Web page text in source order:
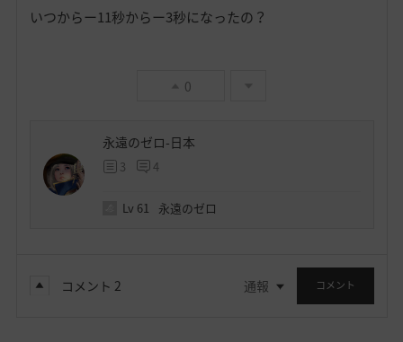
いつからー11秒からー3秒になったの？
0
永遠のゼロ-日本
3 4
Lv 61 永遠のゼロ
コメント 2 通報 コメント